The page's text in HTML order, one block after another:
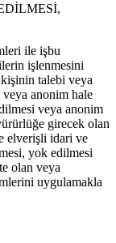
ile işbu
işlenmesini
talebi veya
anonim hale
veya anonim
girecek olan
elverişli idari ve
yok edilmesi
olan veya
uygulamakla